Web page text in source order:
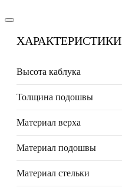
ХАРАКТЕРИСТИКИ
Высота каблука
Толщина подошвы
Материал верха
Материал подошвы
Материал стельки